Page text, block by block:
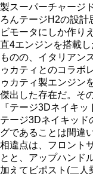
製スーパーチャージ
ろんテージH2の設計
ビモータにしか作り
直4エンジンを搭載
ものの、イタリアン
ゥカティとのコラボ
ゥカティ製エンジン
傑出した存在だ。そ
『テージ3Dネイキ
テージ3Dネイキッド
グであることは間違
相違点は、フロント
とと、アップハンド
加えてビポスト(二人